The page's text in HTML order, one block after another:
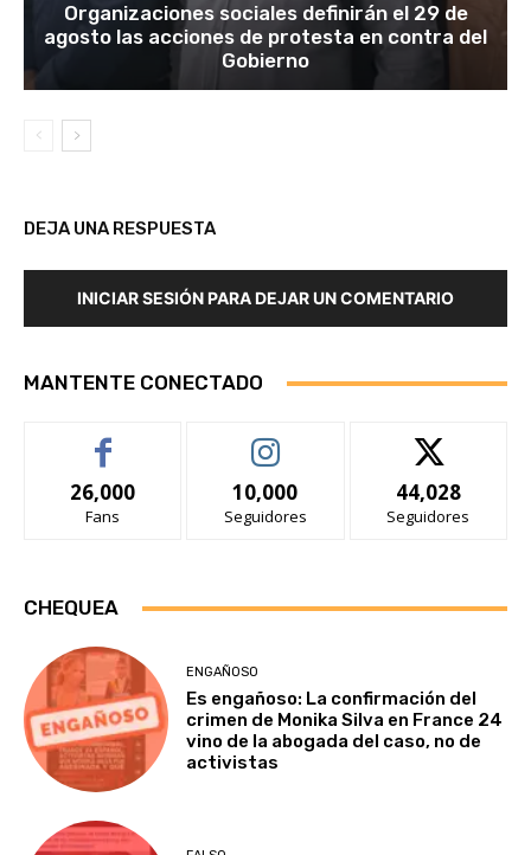
Organizaciones sociales definirán el 29 de
agosto las acciones de protesta en contra del
Gobierno
DEJA UNA RESPUESTA
INICIAR SESIÓN PARA DEJAR UN COMENTARIO
MANTENTE CONECTADO
26,000
Fans
10,000
Seguidores
44,028
Seguidores
CHEQUEA
ENGAÑOSO
Es engañoso: La confirmación del
crimen de Monika Silva en France 24
vino de la abogada del caso, no de
activistas